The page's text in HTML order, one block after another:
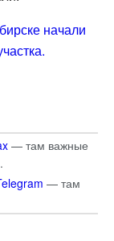
начали
— там важные
— там